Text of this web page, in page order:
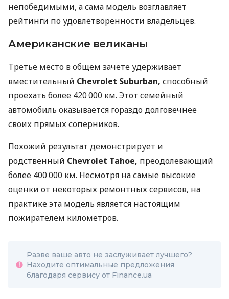
непобедимыми, а сама модель возглавляет
рейтинги по удовлетворенности владельцев.
Американские великаны
Третье место в общем зачете удерживает
вместительный Chevrolet Suburban, способный
проехать более 420 000 км. Этот семейный
автомобиль оказывается гораздо долговечнее
своих прямых соперников.
Похожий результат демонстрирует и
родственный Chevrolet Tahoe, преодолевающий
более 400 000 км. Несмотря на самые высокие
оценки от некоторых ремонтных сервисов, на
практике эта модель является настоящим
пожирателем километров.
Разве ваше авто не заслуживает лучшего?
Находите оптимальные предложения
благодаря сервису от Finance.ua